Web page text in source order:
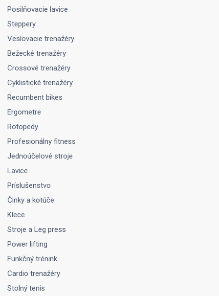
Posilňovacie lavice
Steppery
Veslovacie trenažéry
Bežecké trenažéry
Crossové trenažéry
Cyklistické trenažéry
Recumbent bikes
Ergometre
Rotopedy
Profesionálny fitness
Jednoúčelové stroje
Lavice
Príslušenstvo
Činky a kotúče
Klece
Stroje a Leg press
Power lifting
Funkčný trénink
Cardio trenažéry
Stolný tenis